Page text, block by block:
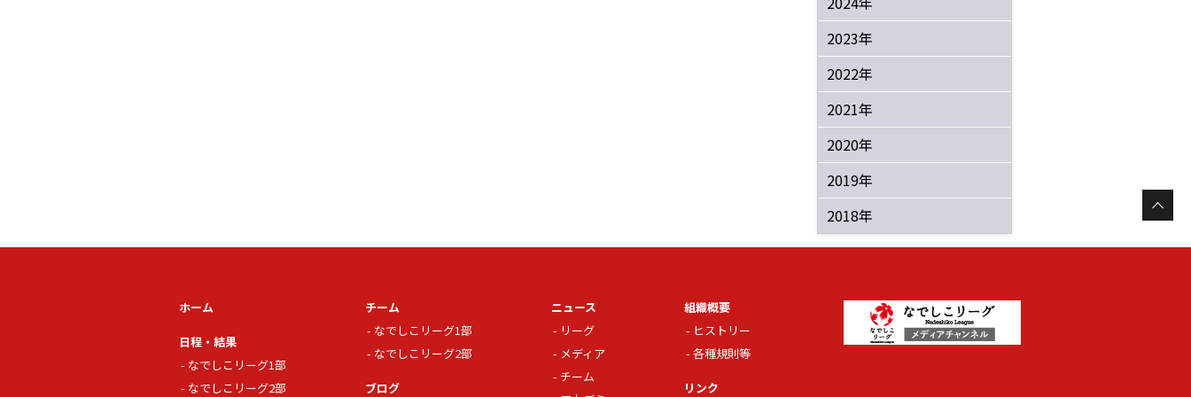
2023年
2022年
2021年
2020年
2019年
2018年
ホーム
日程・結果
なでしこリーグ1部
なでしこリーグ2部
チーム
なでしこリーグ1部
なでしこリーグ2部
ブログ
ニュース
リーグ
メディア
チーム
組織概要
ヒストリー
各種規則等
リンク